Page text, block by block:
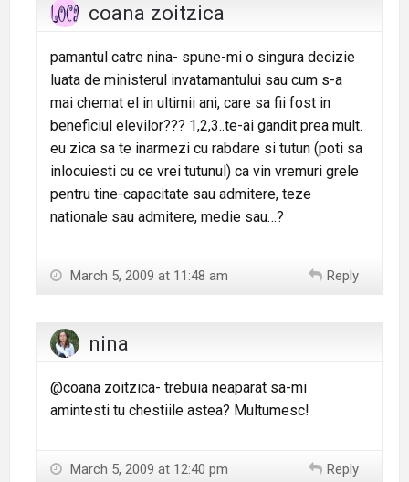
coana zoitzica
pamantul catre nina- spune-mi o singura decizie
luata de ministerul invatamantului sau cum s-a
mai chemat el in ultimii ani, care sa fii fost in
beneficiul elevilor??? 1,2,3..te-ai gandit prea mult.
eu zica sa te inarmezi cu rabdare si tutun (poti sa
inlocuiesti cu ce vrei tutunul) ca vin vremuri grele
pentru tine-capacitate sau admitere, teze
nationale sau admitere, medie sau…?
March 5, 2009 at 11:48 am Reply
nina
@coana zoitzica- trebuia neaparat sa-mi
amintesti tu chestiile astea? Multumesc!
March 5, 2009 at 12:40 pm Reply